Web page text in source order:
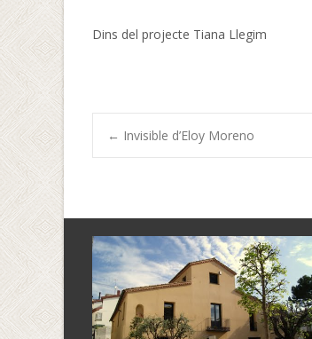
Dins del projecte Tiana Llegim
Navegació
d'entrades
← Invisible d’Eloy Moreno